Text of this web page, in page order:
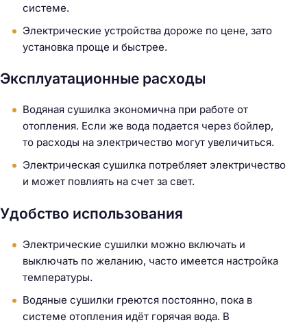
системе.
Электрические устройства дороже по цене, зато
установка проще и быстрее.
Эксплуатационные расходы
Водяная сушилка экономична при работе от
отопления. Если же вода подается через бойлер,
то расходы на электричество могут увеличиться.
Электрическая сушилка потребляет электричество
и может повлиять на счет за свет.
Удобство использования
Электрические сушилки можно включать и
выключать по желанию, часто имеется настройка
температуры.
Водяные сушилки греются постоянно, пока в
системе отопления идёт горячая вода. В